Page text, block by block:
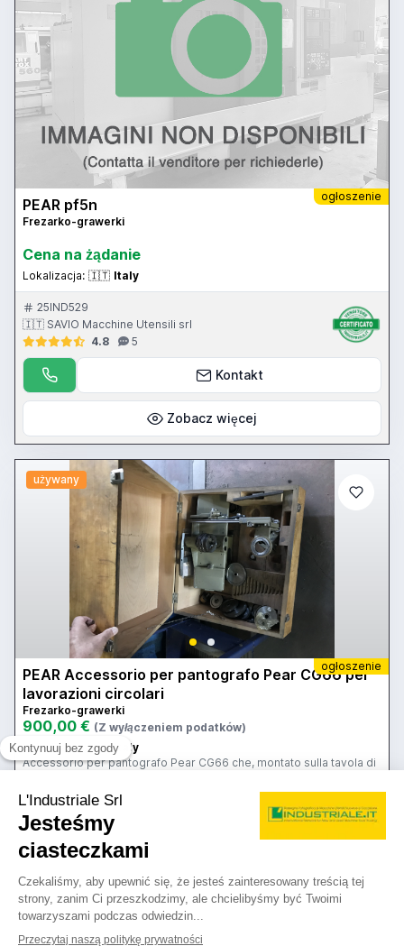
ogłoszenie
PEAR pf5n
Frezarko-grawerki
Cena na żądanie
Lokalizacja: 🇮🇹 Italy
25IND529
🇮🇹 SAVIO Macchine Utensili srl
4.8
5
Kontakt
Zobacz więcej
używany
ogłoszenie
PEAR Accessorio per pantografo Pear CG66 per
lavorazioni circolari
Frezarko-grawerki
900,00 € (Z wyłączeniem podatków)
Lokalizacja: 🇮🇹 Italy
Accessorio per pantografo Pear CG66 che, montato sulla tavola di
circolare, potendo così lavorare su superfici curve con diametri
variabili. Il prezzo si intende al netto dell'Iva.
25IND18830
Aldo Biancone
Zobacz więcej